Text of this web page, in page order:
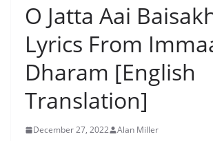
O Jatta Aai
Lyrics From
Dharam [English
Translation]
December 27, 2022 Alan Miller